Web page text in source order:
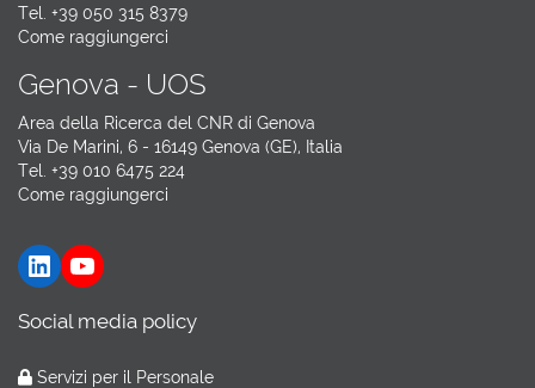
Tel. +39 050 315 8379
Come raggiungerci
Genova - UOS
Area della Ricerca del CNR di Genova
Via De Marini, 6 - 16149 Genova (GE), Italia
Tel. +39 010 6475 224
Come raggiungerci
LinkedIn YouTube
Social media policy
Servizi per il Personale